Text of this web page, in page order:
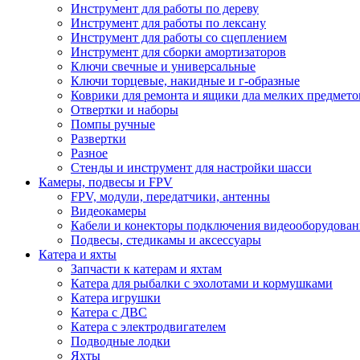
Инструмент для работы по дереву
Инструмент для работы по лексану
Инструмент для работы со сцеплением
Инструмент для сборки амортизаторов
Ключи свечные и универсальные
Ключи торцевые, накидные и г-образные
Коврики для ремонта и ящики дла мелких
Отвертки и наборы
Помпы ручные
Развертки
Разное
Стенды и инструмент для настройки шасси
Камеры, подвесы и FPV
FPV, модули, передатчики, антенны
Видеокамеры
Кабели и конекторы подключения
Подвесы, стедикамы и аксессуары
Катера и яхты
Запчасти к катерам и яхтам
Катера для рыбалки с эхолотами и кормушками
Катера игрушки
Катера с ДВС
Катера с электродвигателем
Подводные лодки
Яхты